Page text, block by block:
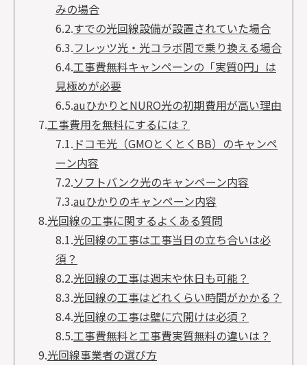
みの場合
6.2.すでの光回線設備が設置されていた場合
6.3.フレッツ光・光コラボ間で乗り換える場合
6.4.工事費無料キャンペーンの「実質0円」は
見極めが必要
6.5.auひかりとNURO光の初期費用が高い理由
7.工事費用を無料にするには？
7.1. ドコモ光（GMOとくとくBB）のキャンペ
ーン内容
7.2.ソフトバンク光のキャンペーン内容
7.3.auひかりのキャンペーン内容
8.光回線の工事に関するよくある質問
8.1.光回線の工事は工事当日の立ち合いは必
須？
8.2.光回線の工事は週末や休日も可能？
8.3.光回線の工事はどれくらい時間がかかる？
8.4.光回線の工事は壁に穴開けは必須？
8.5.工事費無料と工事費実質無料の違いは？
9.光回線事業者の選び方